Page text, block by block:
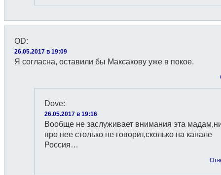
OD:
26.05.2017 в 19:09
Я согласна, оставили бы Mаксакову уже в покое.
Dove:
26.05.2017 в 19:16
Вообще не заслуживает внимания эта
про нее столько не говорит,сколько на канале
Россия…